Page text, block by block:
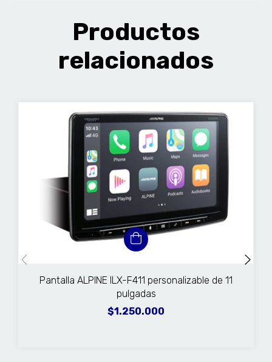
Productos
relacionados
Pantalla ALPINE ILX-F411 personalizable de 11
pulgadas
$1.250.000